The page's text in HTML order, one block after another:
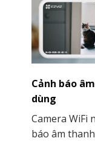
Cảnh báo
dùng
Camera WiFi
báo âm